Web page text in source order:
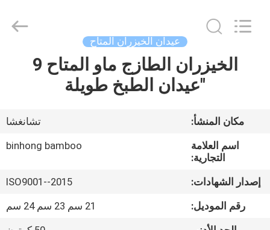
مسكن
معلومات
جولة
عيدان الخيزران المتاح
الخيزران الطازج ماو المتاح 9
"عيدان الطبخ طويلة
مكان المنشأ:
تشانغشا
اسم العلامة
التجارية:
binhong bamboo
إصدار الشهادات:
ISO9001--2015
رقم الموديل:
21 سم 23 سم 24 سم